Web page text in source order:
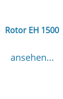
Rotor EH 1500
ansehen...